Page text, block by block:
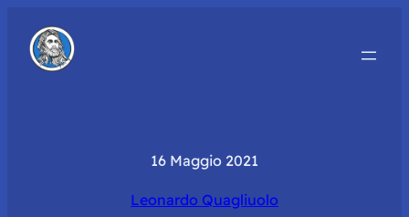
16 Maggio 2021
Leonardo Quagliuolo